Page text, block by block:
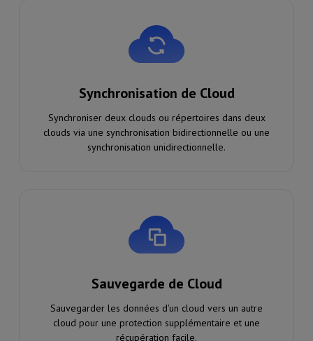
Synchronisation de Cloud
Synchroniser deux clouds ou répertoires dans deux
clouds via une synchronisation bidirectionnelle ou une
synchronisation unidirectionnelle.
Sauvegarde de Cloud
Sauvegarder les données d'un cloud vers un autre
cloud pour une protection supplémentaire et une
récupération facile.